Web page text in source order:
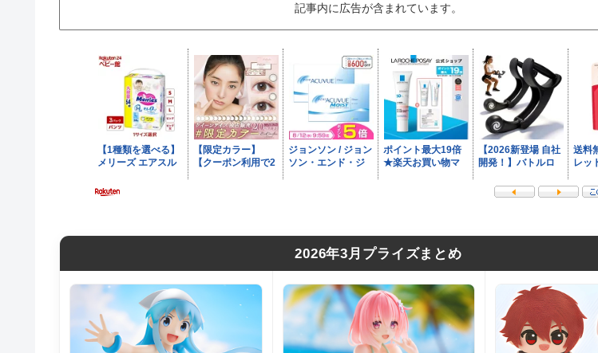
記事内に広告が含まれています。
2026年3月プライズまとめ